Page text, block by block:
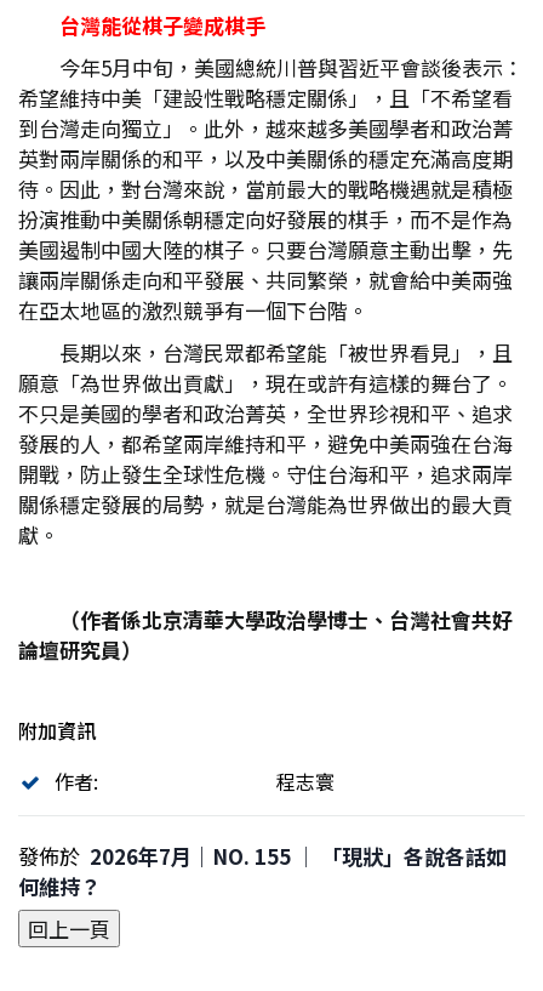
台灣能從棋子變成棋手
今年5月中旬，美國總統川普與習近平會談後表示：
希望維持中美「建設性戰略穩定關係」，且「不希望看
到台灣走向獨立」。此外，越來越多美國學者和政治菁
英對兩岸關係的和平，以及中美關係的穩定充滿高度期
待。因此，對台灣來說，當前最大的戰略機遇就是積極
扮演推動中美關係朝穩定向好發展的棋手，而不是作為
美國遏制中國大陸的棋子。只要台灣願意主動出擊，先
讓兩岸關係走向和平發展、共同繁榮，就會給中美兩強
在亞太地區的激烈競爭有一個下台階。
長期以來，台灣民眾都希望能「被世界看見」，且
願意「為世界做出貢獻」，現在或許有這樣的舞台了。
不只是美國的學者和政治菁英，全世界珍視和平、追求
發展的人，都希望兩岸維持和平，避免中美兩強在台海
開戰，防止發生全球性危機。守住台海和平，追求兩岸
關係穩定發展的局勢，就是台灣能為世界做出的最大貢
獻。
（作者係北京清華大學政治學博士、台灣社會共好
論壇研究員）
附加資訊
作者:
程志寰
發佈於 2026年7月｜NO. 155 │ 「現狀」各說各話如
何維持？